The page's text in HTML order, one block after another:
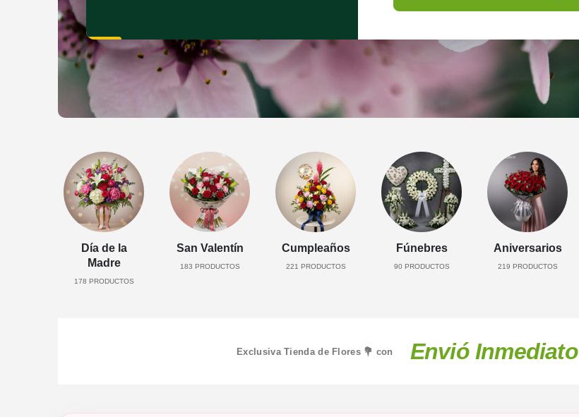
Día de la
Madre
178 PRODUCTOS
San Valentín
183 PRODUCTOS
Cumpleaños
221 PRODUCTOS
Fúnebres
90 PRODUCTOS
Aniversarios
219 PRODUCTOS
Exclusiva Tienda de Flores 💐 con Envió Inmediato